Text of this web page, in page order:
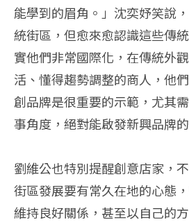
能學到的眉角。」沈奕妤笑說
統街區，但愈來愈認識這些傳
實他們非常國際化，在傳統外
活、懂得趨勢調整的商人，他
創品牌是很重要的示範，尤其
事角度，絕對能啟發新興品牌
劉維公也特別提醒創意店家，
街區發展要有常久在地的心態
維持良好關係，甚至以自己的